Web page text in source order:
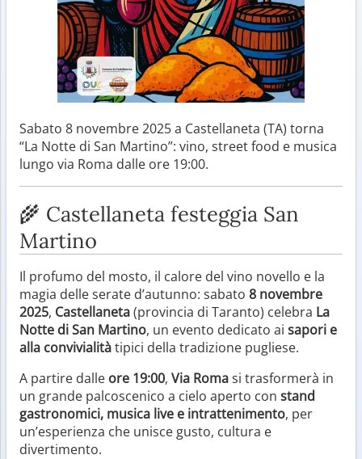
Sabato 8 novembre 2025 a Castellaneta (TA) torna
“La Notte di San Martino”: vino, street food e musica
lungo via Roma dalle ore 19:00.
🌾 Castellaneta festeggia San
Martino
Il profumo del mosto, il calore del vino novello e la
magia delle serate d’autunno: sabato 8 novembre
2025, Castellaneta(provincia di Taranto) celebra La
Notte di San Martino, un evento dedicato ai sapori e
alla convivialitàtipici della tradizione pugliese.
A partire dalle ore 19:00, Via Romasi trasformerà in
un grande palcoscenico a cielo aperto con stand
gastronomici, musica live e intrattenimento, per
un’esperienza che unisce gusto, cultura e
divertimento.